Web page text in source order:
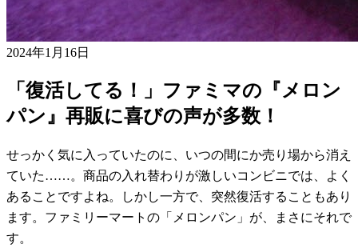
2024年1月16日
「復活してる！」ファミマの『メロン
パン』再販に喜びの声が多数！
せっかく気に入っていたのに、いつの間にか売り場から消え
ていた……。商品の入れ替わりが激しいコンビニでは、よく
あることですよね。しかし一方で、突然復活することもあり
ます。ファミリーマートの「メロンパン」が、まさにそれで
す。